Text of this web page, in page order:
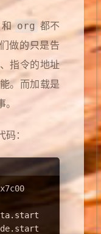
和 org
都不
做的只是告
指令的地址
。而加载是
码：